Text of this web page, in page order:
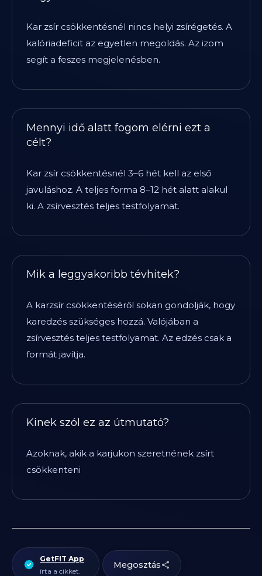
Kar zsír csökkentésnél nincs helyi zsírégetés. A
kalóriadeficit az egyetlen megoldás. Az izom
segít a feszes megjelenésben.
Mennyi idő alatt fogom elérni ezt a
célt?
Kar zsír csökkentésnél 3–6 hét kell az első
javuláshoz. A teljes forma 8–12 hét alatt alakul
ki. A zsírvesztés teljes testfolyamat.
Mik a leggyakoribb tévhitek?
A karzsír csökkentéséről sokan gondolják, hogy
karedzés szükséges hozzá. Valójában a
zsírvesztés teljes testfolyamat. Az edzés csak a
formát javítja.
Kinek szól ez az útmutató?
Azoknak, akik a karjukon szeretnének zsírt
csökkenteni
GetFIT App
írta a cikket.
Megosztás